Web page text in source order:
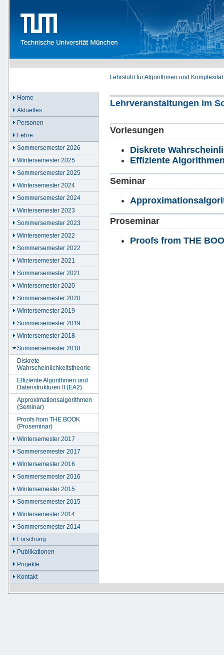
Lehrstuhl für Algorithmen und Komplexität
Home
Aktuelles
Personen
Lehre
Sommersemester 2026
Wintersemester 2025
Sommersemester 2025
Wintersemester 2024
Sommersemester 2024
Wintersemester 2023
Sommersemester 2023
Wintersemester 2022
Sommersemester 2022
Wintersemester 2021
Sommersemester 2021
Wintersemester 2020
Sommersemester 2020
Wintersemester 2019
Sommersemester 2019
Wintersemester 2018
Sommersemester 2018
Diskrete
Wahrscheinlichkeitstheorie
Effiziente Algorithmen und
Datenstrukturen II (EA2)
Approximationsalgorithmen
(Seminar)
Proofs from THE BOOK
(Proseminar)
Wintersemester 2017
Sommersemester 2017
Wintersemester 2016
Sommersemester 2016
Wintersemester 2015
Sommersemester 2015
Wintersemester 2014
Sommersemester 2014
Forschung
Publikationen
Projekte
Kontakt
Lehrveranstaltungen im
Vorlesungen
Diskrete
Effiziente
Seminar
Proseminar
Proofs from THE